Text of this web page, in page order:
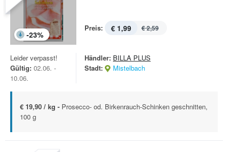
-23%
Preis: € 1,99 € 2,59
Leider verpasst!
Gültig: 02.06. -
10.06.
Händler: BILLA PLUS
Stadt:
Mistelbach
€ 19,90 / kg - Prosecco- od. Birkenrauch-Schinken geschnitten,
100 g